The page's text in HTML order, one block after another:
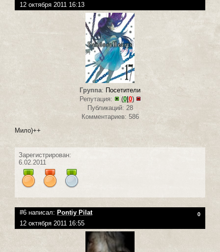
12 октября 2011 16:13
Группа: Посетители
Репутация:
(0| 0)
Публикаций: 28
Комментариев: 586
Мило)++
Зарегистрирован:
6.02.2011
#6 написал: Pontiy Pilat 0
12 октября 2011 16:55